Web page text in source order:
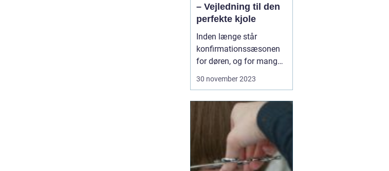
– Vejledning til den
perfekte kjole
Inden længe står
konfirmationssæsonen
for døren, og for mange
piger betyder det en
med så mange
muligheder kan det være
svært at vide, hvor man
30 november 2023